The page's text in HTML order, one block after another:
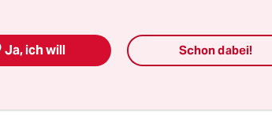
Ja, ich will Schon dabei!